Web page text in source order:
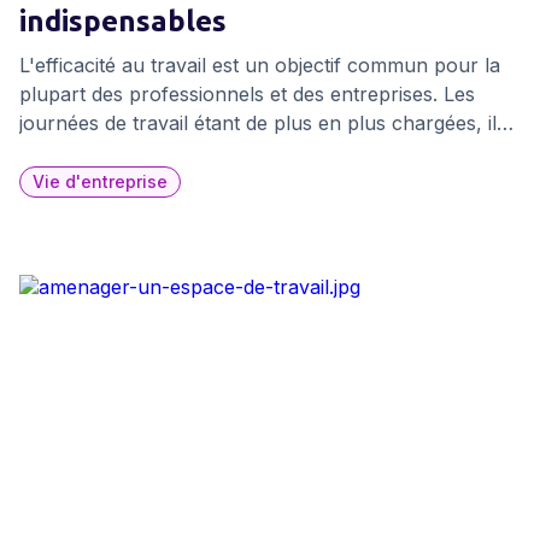
indispensables
L'efficacité au travail est un objectif commun pour la
plupart des professionnels et des entreprises. Les
journées de travail étant de plus en plus chargées, il
au long de celle-ci. Heureusement, il existe des outils
Vie d'entreprise